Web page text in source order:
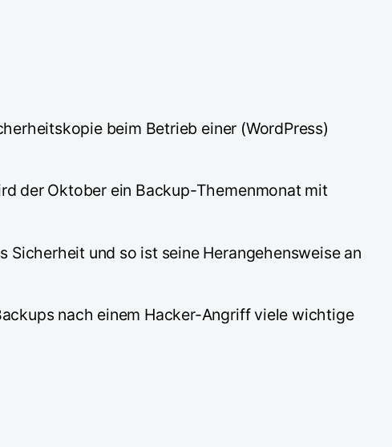
beim Betrieb einer (WordPress)
der Oktober ein Backup-Themenmonat mit
und so ist seine Herangehensweise an
nach einem Hacker-Angriff viele wichtige